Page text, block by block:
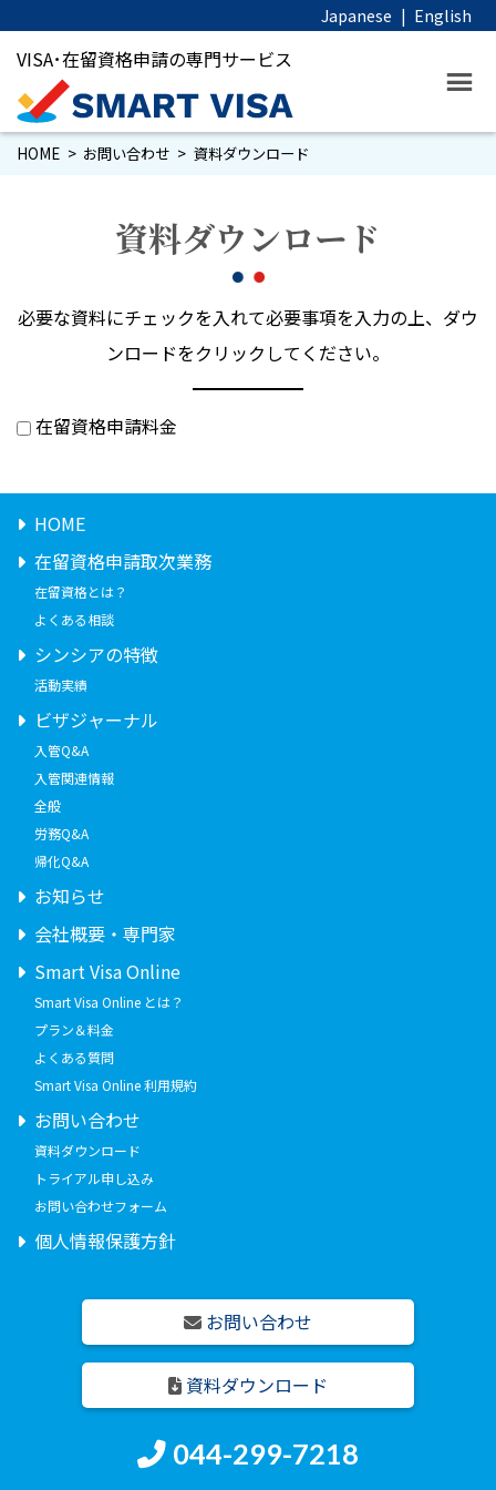
VISA･在留資格申請の専門サービス
Japanese | English
HOME お問い合わせ 資料ダウンロード
資料ダウンロード
必要な資料にチェックを入れて必要事項を入力の上、ダウ
ンロードをクリックしてください。
在留資格申請料金
HOME
在留資格申請取次業務
在留資格とは？
よくある相談
シンシアの特徴
活動実績
ビザジャーナル
入管Q&A
入管関連情報
全般
労務Q&A
帰化Q&A
お知らせ
会社概要・専門家
Smart Visa Online
Smart Visa Online とは？
プラン＆料金
よくある質問
Smart Visa Online 利用規約
お問い合わせ
資料ダウンロード
トライアル申し込み
お問い合わせフォーム
個人情報保護方針
お問い合わせ
資料ダウンロード
044-299-7218